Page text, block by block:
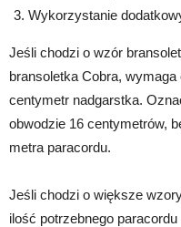
Wykorzystanie
Jeśli chodzi o wzór
bransoletka Cobra,
centymetr nadgarstka.
obwodzie 16 centymetrów,
metra paracordu.
Jeśli chodzi o większe
ilość potrzebnego